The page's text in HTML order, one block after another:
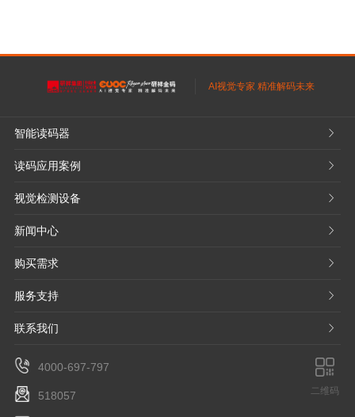
AI视觉专家 精准解码未来
智能读码器 𐃮
读码应用案例 𐃮
视觉检测设备 𐃮
新闻中心 𐃮
购买需求 𐃮
服务支持 𐃮
联系我们 𐃮
4000-697-797
518057 二维码